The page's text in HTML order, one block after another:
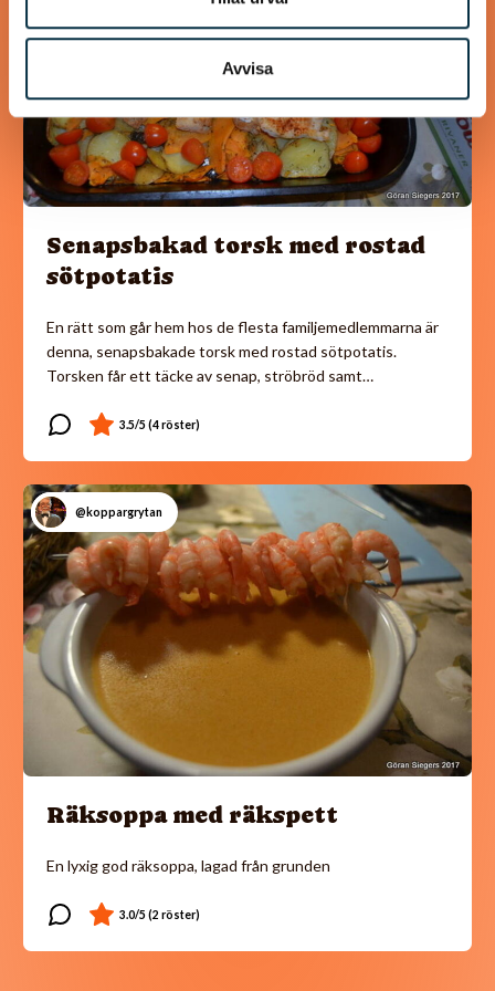
Avvisa
Senapsbakad torsk med rostad
sötpotatis
En rätt som går hem hos de flesta familjemedlemmarna är
denna, senapsbakade torsk med rostad sötpotatis.
Torsken får ett täcke av senap, ströbröd samt…
@koppargrytan
Räksoppa med räkspett
En lyxig god räksoppa, lagad från grunden